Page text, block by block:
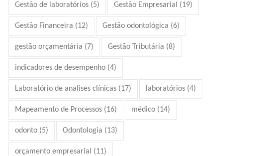
Gestão de laboratórios (5) Gestão Empresarial (19)
Gestão Financeira (12) Gestão odontológica (6)
gestão orçamentária (7) Gestão Tributária (8)
indicadores de desempenho (4)
Laboratório de analises clínicas (17) laboratórios (4)
Mapeamento de Processos (16) médico (14)
odonto (5) Odontologia (13)
orçamento empresarial (11)